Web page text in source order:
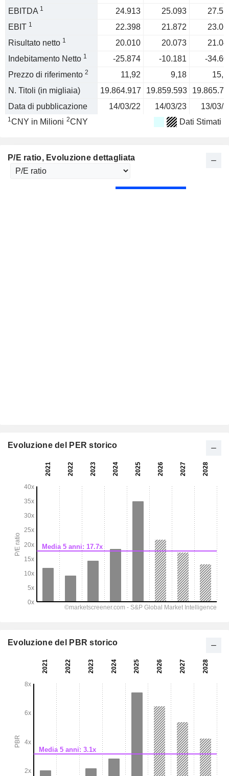
EBITDA 1 24.913 25.093
EBIT 1 22.398 21.872
Risultato netto 1 20.010 20.073
Indebitamento Netto 1 -25.874 -10.181
-
Prezzo di riferimento 2 11,92 9,18
N. Titoli (in migliaia)
19.864.917 19.859.593
Data di pubblicazione
14/03/22 14/03/23 13/03/
1CNY in Milioni 2CNY Dati Stimati
P/E ratio, Evoluzione dettagliata
Evoluzione del PER storico
Evoluzione del PBR storico